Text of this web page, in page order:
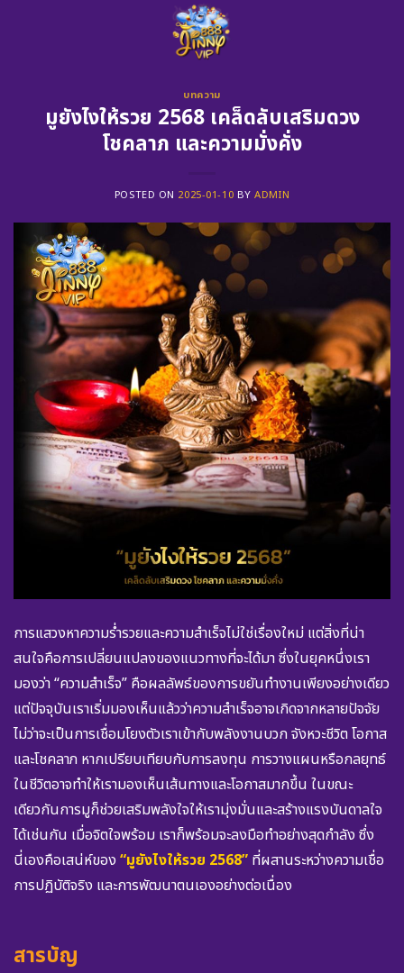
บทความ
มูยังไงให้รวย 2568 เคล็ดลับเสริมดวง
โชคลาภ และความมั่งคั่ง
POSTED ON 2025-01-10 BYADMIN
การแสวงหาความร่ำรวยและความสำเร็จไม่ใช่เรื่องใหม่ แต่สิ่งที่น่า
สนใจคือการเปลี่ยนแปลงของแนวทางที่จะได้มา ซึ่งในยุคหนึ่งเรา
มองว่า “ความสำเร็จ” คือผลลัพธ์ของการขยันทำงานเพียงอย่างเดียว
แต่ปัจจุบันเราเริ่มมองเห็นแล้วว่าความสำเร็จอาจเกิดจากหลายปัจจัย
ไม่ว่าจะเป็นการเชื่อมโยงตัวเราเข้ากับพลังงานบวก จังหวะชีวิต โอกาส
และโชคลาภ หากเปรียบเทียบกับการลงทุน การวางแผนหรือกลยุทธ์
ในชีวิตอาจทำให้เรามองเห็นเส้นทางและโอกาสมากขึ้น ในขณะ
เดียวกันการมูก็ช่วยเสริมพลังใจให้เรามุ่งมั่นและสร้างแรงบันดาลใจ
ได้เช่นกัน เมื่อจิตใจพร้อม เราก็พร้อมจะลงมือทำอย่างสุดกำลัง ซึ่ง
นี่เองคือเสน่ห์ของ “มูยังไงให้รวย 2568” ที่ผสานระหว่างความเชื่อ
การปฏิบัติจริง และการพัฒนาตนเองอย่างต่อเนื่อง
สารบัญ